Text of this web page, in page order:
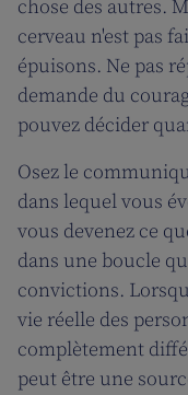
chose des autres.
cerveau n'est pas
épuisons. Ne pas
demande du
pouvez décider
Osez le
dans lequel vous
vous devenez ce
dans une boucle
convictions.
vie réelle des
complètement
peut être une